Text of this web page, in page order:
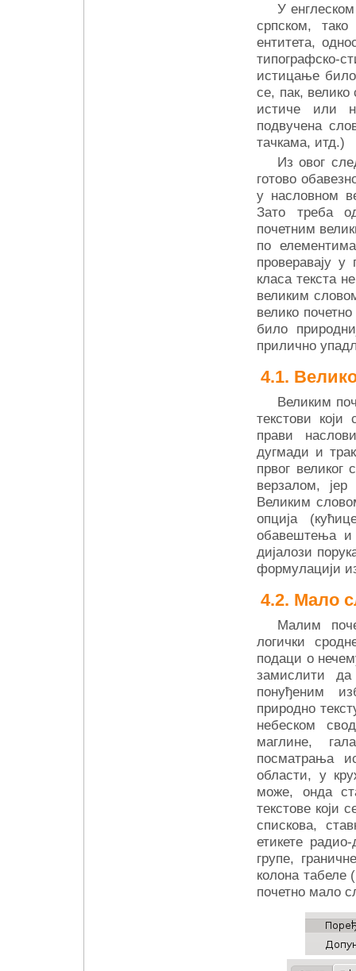
У
српском,
ентитета,
типографско-
истицање било
се, пак, велико
истиче или
подвучена
тачкама, итд.)
Из овог
готово
у насловном
Зато треба
почетним
по
проверавају
класа текста
великим
велико
било
прилично
Великим
текстови
прави
дугмади и
првог великог
верзалом,
Великим
опција
обавештења и
дијалози
формулацији
Мало
Малим
логички
подаци о
замислити
понуђеним
природно
небеском
маглине,
посматрања
области, у
може, онда
текстове који
спискова,
етикете
групе,
колона табеле (
почетно мало